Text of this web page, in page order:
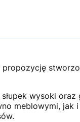
propozycję
wysoki
meblowymi, jak